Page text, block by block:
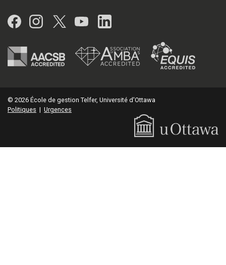
Facebook
Instagram
Twitter
YouTubeLinkedIn
© 2026 École de gestion Telfer, Université d'Ottawa
Politiques | Urgences